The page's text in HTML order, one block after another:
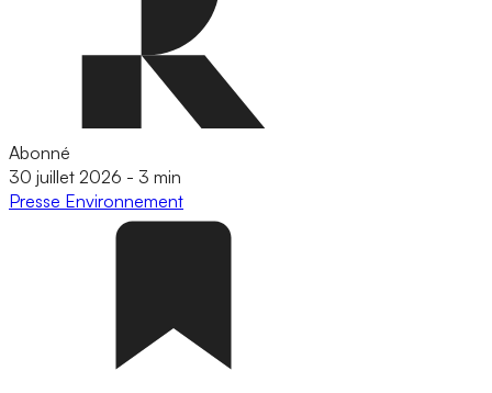
Abonné
30 juillet 2026 - 3 min
Presse Environnement